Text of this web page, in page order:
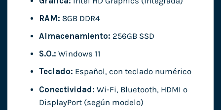
RAM: 8GB DDR4
Almacenamiento: 256GB SSD
S.O.: Windows 11
Teclado: Español, con teclado numérico
Conectividad: Wi-Fi, Bluetooth, HDMI o
DisplayPort (según modelo)